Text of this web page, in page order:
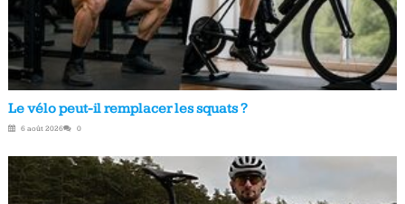
Le vélo peut-il remplacer les squats ?
6 août 2026 0